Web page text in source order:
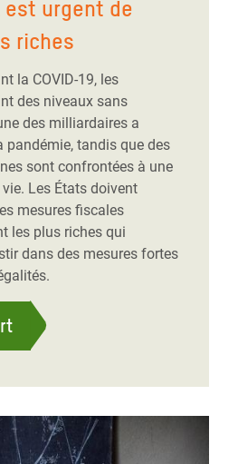
urgent de
riches
la COVID-19, les
des niveaux sans
des milliardaires a
pandémie, tandis que des
sont confrontées à une
Les États doivent
mesures fiscales
les plus riches qui
dans des mesures fortes